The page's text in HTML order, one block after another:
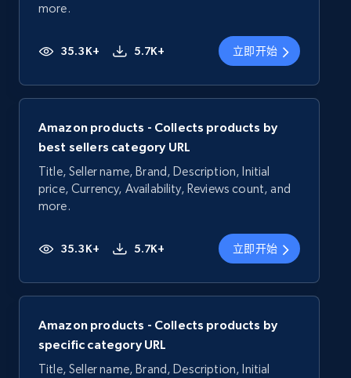
more.
35.3K+ 5.7K+ 立即开始
Amazon products - Collects products by
best sellers category URL
Title, Seller name, Brand, Description, Initial
price, Currency, Availability, Reviews count, and
more.
35.3K+ 5.7K+ 立即开始
Amazon products - Collects products by
specific category URL
Title, Seller name, Brand, Description, Initial